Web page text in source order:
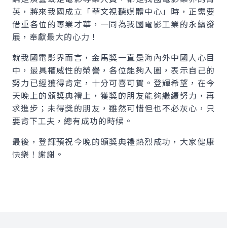
英，將來我國成立「華文視聽媒體中心」時，正需要
借重各位的專業才華，一同為我國電影工業的永續發
展，奉獻最大的心力！
就我國電影界而言，金馬獎一直是海內外中國人心目
中，最具權威性的榮譽，各位能夠入圍，表示自己的
努力已經獲得肯定，十分可喜可賀。登輝希望，在今
天晚上的頒獎典禮上，獲獎的朋友能夠繼續努力，再
求進步；未得獎的朋友，雖然可惜但也不必灰心，只
要肯下工夫，總有成功的時候。
最後，登輝預祝今晚的頒獎典禮熱烈成功，大家健康
快樂！謝謝。